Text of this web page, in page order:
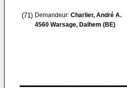
(71) Demandeur: Charlier, André A.
4560 Warsage, Dalhem (BE)